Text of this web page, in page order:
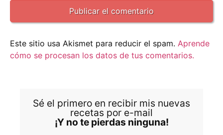
Este sitio usa Akismet para reducir el spam. Aprende
cómo se procesan los datos de tus comentarios.
Sé el primero en recibir mis nuevas
recetas por e-mail
¡Y no te pierdas ninguna!